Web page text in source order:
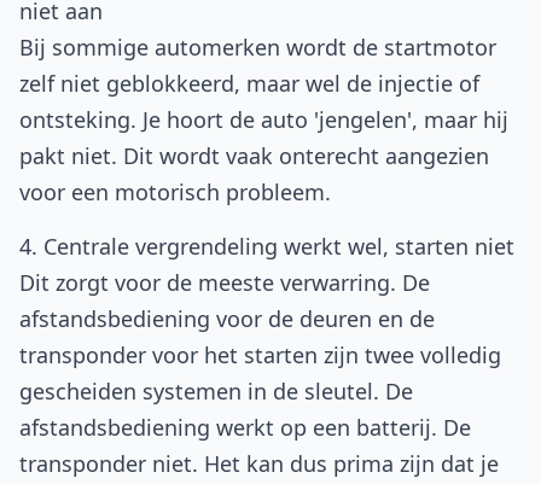
niet aan
Bij sommige automerken wordt de startmotor
zelf niet geblokkeerd, maar wel de injectie of
ontsteking. Je hoort de auto 'jengelen', maar hij
pakt niet. Dit wordt vaak onterecht aangezien
voor een motorisch probleem.
4. Centrale vergrendeling werkt wel, starten niet
Dit zorgt voor de meeste verwarring. De
afstandsbediening voor de deuren en de
transponder voor het starten zijn twee volledig
gescheiden systemen in de sleutel. De
afstandsbediening werkt op een batterij. De
transponder niet. Het kan dus prima zijn dat je